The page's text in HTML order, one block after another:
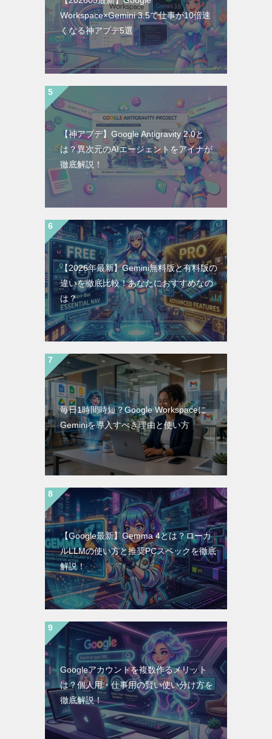
Workspace×Gemini 3.5で仕事が10倍速
くなる神アプデ5選
【神アプデ】Google Antigravity 2.0と
は？異次元のAIエージェントをアイナが
徹底解説！
【2026年最新】Gemini無料版と有料版の
違いを徹底比較！あなたにおすすめなの
は？
毎日1時間時短？Google Workspaceに
Geminiを導入すべき理由と使い方
【Google最新】Gemma 4とは？ローカ
ルLLMの使い方と推奨PCスペックを徹底
解説！
Googleアカウントを複数作るメリット
は？個人用・仕事用の賢い使い分け方を
徹底解説！